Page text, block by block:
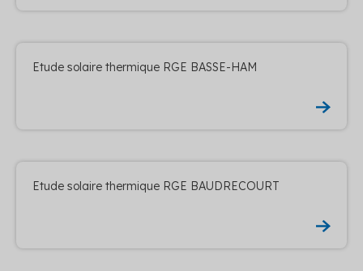
Etude solaire thermique RGE BASSE-HAM
Etude solaire thermique RGE BAUDRECOURT